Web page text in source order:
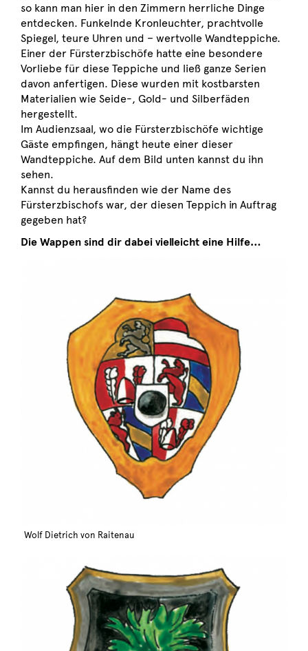
so kann man hier in den Zimmern herrliche Dinge
entdecken. Funkelnde Kronleuchter, prachtvolle
Spiegel, teure Uhren und – wertvolle Wandteppiche.
Einer der Fürsterzbischöfe hatte eine besondere
Vorliebe für diese Teppiche und ließ ganze Serien
davon anfertigen. Diese wurden mit kostbarsten
Materialien wie Seide-, Gold- und Silberfäden
hergestellt.
Im Audienzsaal, wo die Fürsterzbischöfe wichtige
Gäste empfingen, hängt heute einer dieser
Wandteppiche. Auf dem Bild unten kannst du ihn
sehen.
Kannst du herausfinden wie der Name des
Fürsterzbischofs war, der diesen Teppich in Auftrag
gegeben hat?
Die Wappen sind dir dabei vielleicht eine Hilfe…
Wolf Dietrich von Raitenau